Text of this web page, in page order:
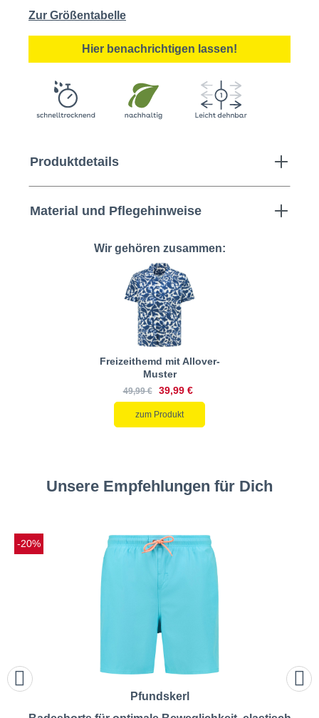
Zur Größentabelle
Hier benachrichtigen lassen!
Produktdetails
Material und Pflegehinweise
Wir gehören zusammen:
Freizeithemd mit Allover-
Muster
49,99 € 39,99 €
zum Produkt
Unsere Empfehlungen für Dich
Pfundskerl
-20%